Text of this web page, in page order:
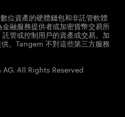
位資產的硬體錢包和非託管軟體
融服務提供者或加密貨幣交易所
管或控制用戶的資產或交易。加
。Tangem 不對這些第三方服務